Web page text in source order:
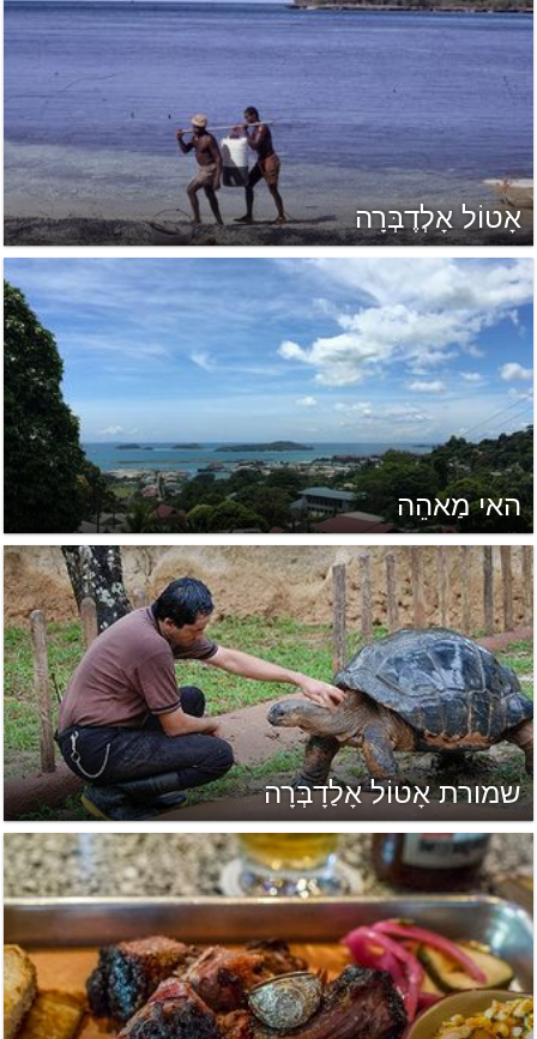
אָטוֹל אָלְדֶבְּרָה
האי מַאהֵה
שמורת אָטוֹל אָלַדָבְּרָה